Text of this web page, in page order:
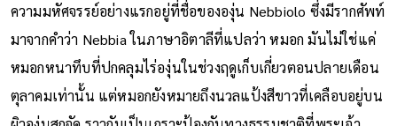
ความมหัศจรรย์อย่างแรกอยู่ที่ชื่อขององุ่น Nebbiolo ซึ่งมีรากศัพท์
มาจากคำว่า Nebbia ในภาษาอิตาลีที่แปลว่า หมอก มันไม่ใช่แค่
หมอกหนาทึบที่ปกคลุมไร่องุ่นในช่วงฤดูเก็บเกี่ยวตอนปลายเดือน
ตุลาคมเท่านั้น แต่หมอกยังหมายถึงนวลแป้งสีขาวที่เคลือบอยู่บน